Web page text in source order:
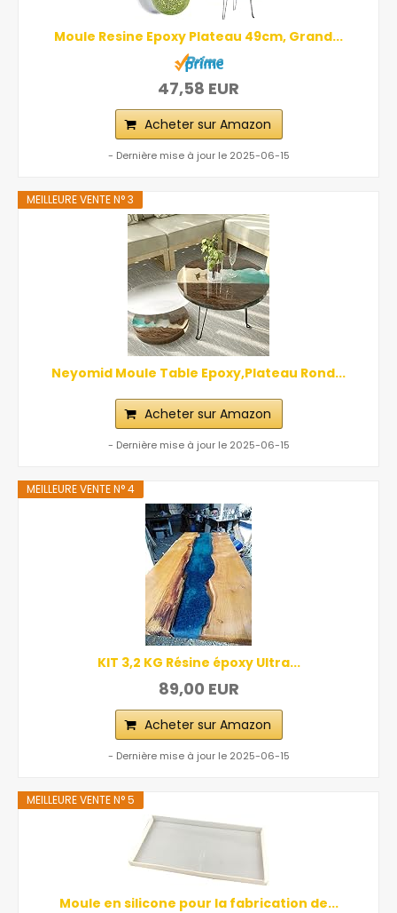
Moule Resine Epoxy Plateau 49cm, Grand...
47,58 EUR
Acheter sur Amazon
- Dernière mise à jour le 2025-06-15
MEILLEURE VENTE N° 3
Neyomid Moule Table Epoxy,Plateau Rond...
Acheter sur Amazon
- Dernière mise à jour le 2025-06-15
MEILLEURE VENTE N° 4
KIT 3,2 KG Résine époxy Ultra...
89,00 EUR
Acheter sur Amazon
- Dernière mise à jour le 2025-06-15
MEILLEURE VENTE N° 5
Moule en silicone pour la fabrication de...